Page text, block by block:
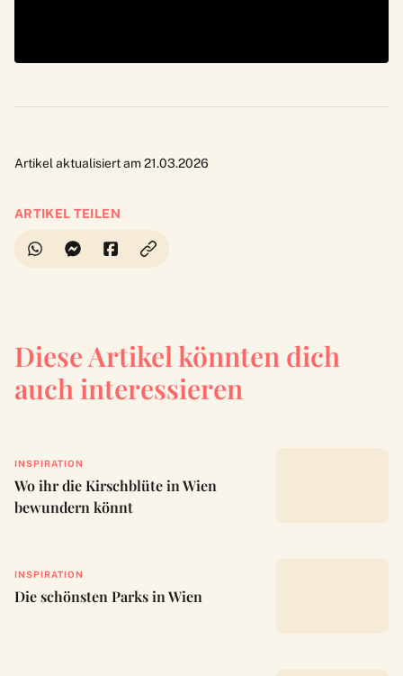
Artikel aktualisiert am 21.03.2026
ARTIKEL TEILEN
Diese Artikel könnten dich
auch interessieren
INSPIRATION
Wo ihr die Kirschblüte in Wien
bewundern könnt
INSPIRATION
Die schönsten Parks in Wien